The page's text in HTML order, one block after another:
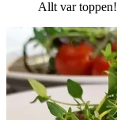
Allt var toppen!